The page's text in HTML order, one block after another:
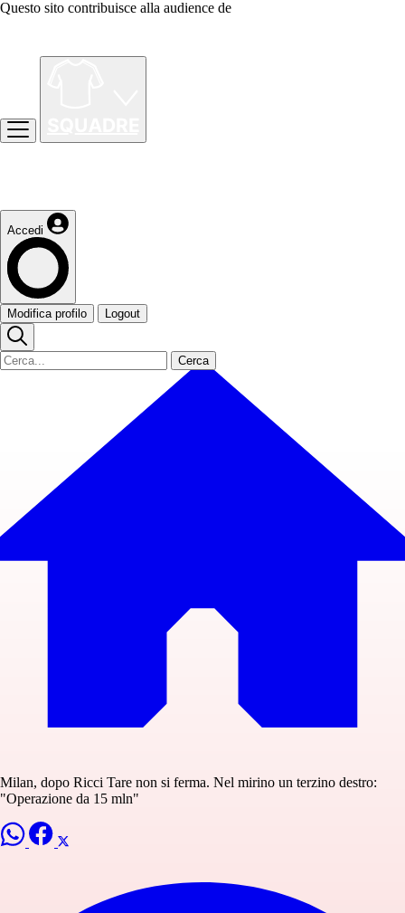
Questo sito contribuisce alla audience de
Accedi
Modifica profilo Logout
Cerca
Milan, dopo Ricci Tare non si ferma. Nel mirino un terzino destro:
"Operazione da 15 mln"